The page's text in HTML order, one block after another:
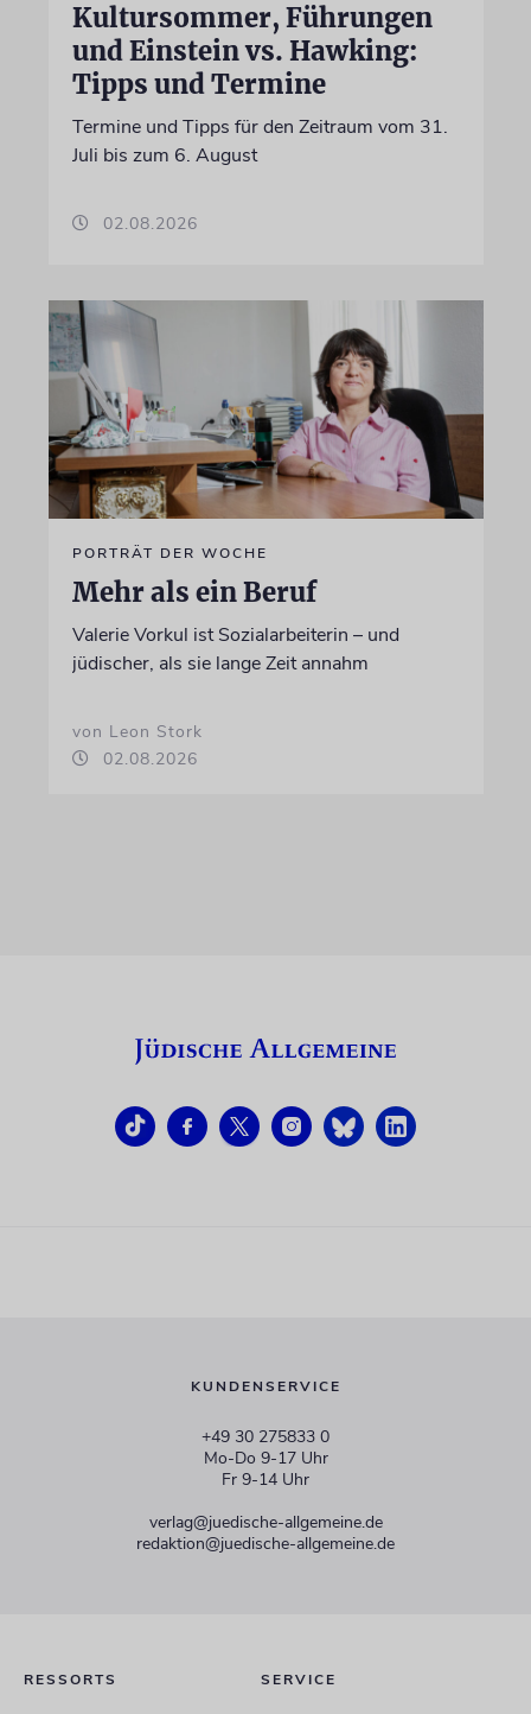
Kultursommer, Führungen
und Einstein vs. Hawking:
Tipps und Termine
Termine und Tipps für den Zeitraum vom 31.
Juli bis zum 6. August
02.08.2026
PORTRÄT DER WOCHE
Mehr als ein Beruf
Valerie Vorkul ist Sozialarbeiterin – und
jüdischer, als sie lange Zeit annahm
von Leon Stork
02.08.2026
KUNDENSERVICE
+49 30 275833 0
Mo-Do 9-17 Uhr
Fr 9-14 Uhr
verlag@juedische-allgemeine.de
redaktion@juedische-allgemeine.de
RESSORTS SERVICE